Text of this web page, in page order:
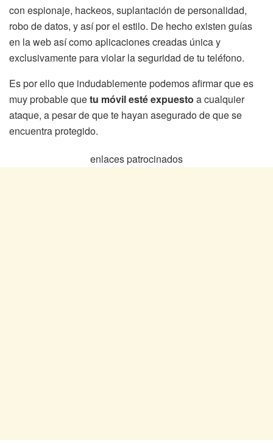
con espionaje, hackeos, suplantación de personalidad,
robo de datos, y así por el estilo. De hecho existen guías
en la web así como aplicaciones creadas única y
exclusivamente para violar la seguridad de tu teléfono.
Es por ello que indudablemente podemos afirmar que es
muy probable quetu móvil esté expuesto a cualquier
ataque, a pesar de que te hayan asegurado de que se
encuentra protegido.
enlaces patrocinados